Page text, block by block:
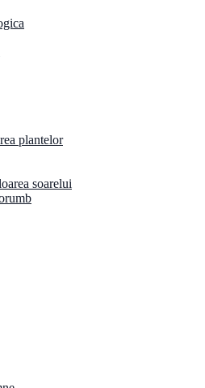
plantelor
soarelui